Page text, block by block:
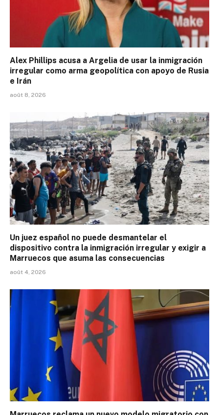
Alex Phillips acusa a Argelia de usar la inmigración
irregular como arma geopolítica con apoyo de Rusia
e Irán
août 8, 2026
Un juez español no puede desmantelar el
dispositivo contra la inmigración irregular y exigir a
Marruecos que asuma las consecuencias
août 4, 2026